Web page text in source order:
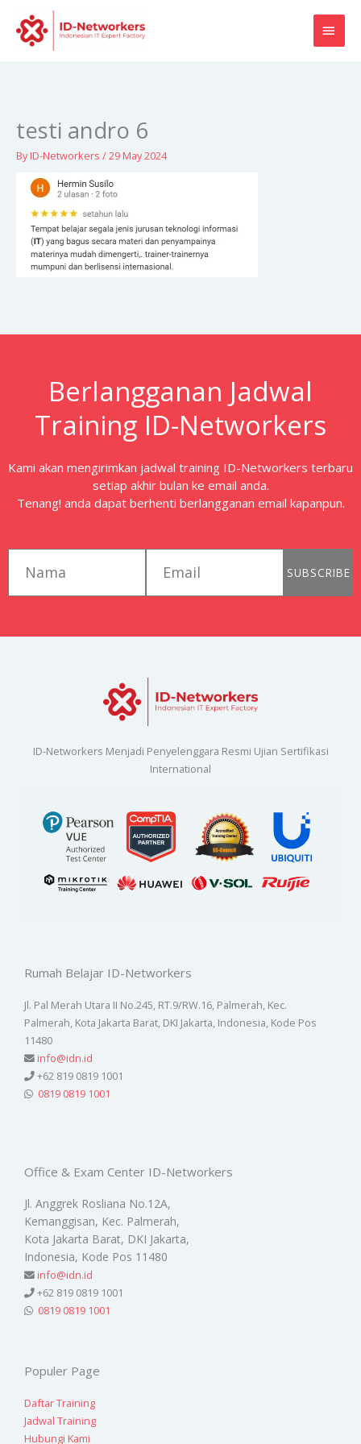
content
testi andro 6
ByID-Networkers /29 May 2024
Berlangganan Jadwal
Training ID-Networkers
Kami akan mengirimkan jadwal training ID-Networkers terbaru
setiap akhir bulan ke email anda.
Tenang! anda dapat berhenti berlangganan email kapanpun.
SUBSCRIBE
ID-Networkers Menjadi Penyelenggara Resmi Ujian Sertifikasi
International
Rumah Belajar ID-Networkers
Jl. Pal Merah Utara II No.245, RT.9/RW.16, Palmerah, Kec.
Palmerah, Kota Jakarta Barat, DKI Jakarta, Indonesia, Kode Pos
11480
info@idn.id
+62 819 0819 1001
0819 0819 1001
Office & Exam Center ID-Networkers
Jl. Anggrek Rosliana No.12A,
Kemanggisan, Kec. Palmerah,
Kota Jakarta Barat, DKI Jakarta,
Indonesia, Kode Pos 11480
info@idn.id
+62 819 0819 1001
0819 0819 1001
Populer Page
Daftar Training
Jadwal Training
Hubungi Kami